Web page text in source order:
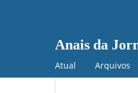
Anais da
Atual Arquivos